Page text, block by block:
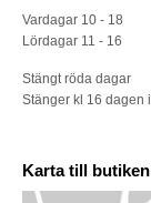
Vardagar 10 - 18
Lördagar 11 - 16
Stängt röda dagar
Stänger kl 16 dagen
Karta till butiken